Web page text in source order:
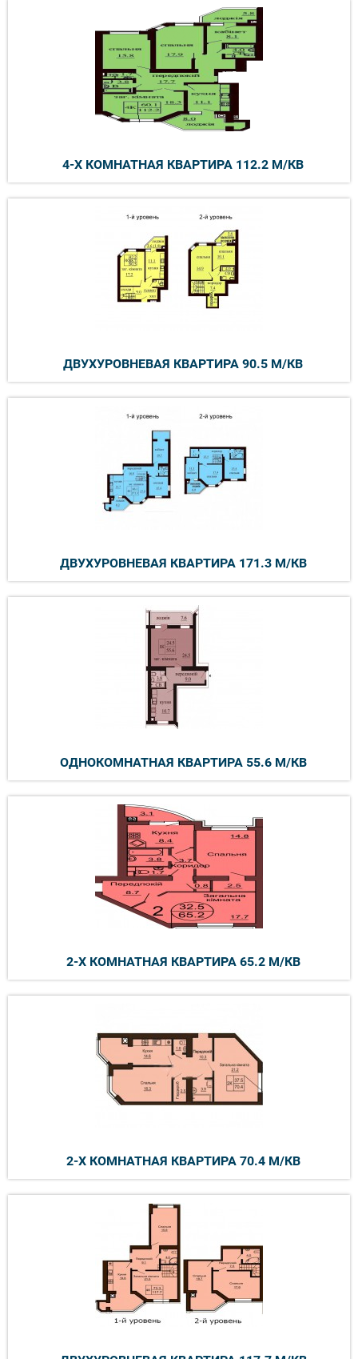
4-Х КОМНАТНАЯ КВАРТИРА 112.2 М/КВ
ДВУХУРОВНЕВАЯ КВАРТИРА 90.5 М/КВ
ДВУХУРОВНЕВАЯ КВАРТИРА 171.3 М/КВ
ОДНОКОМНАТНАЯ КВАРТИРА 55.6 М/КВ
2-Х КОМНАТНАЯ КВАРТИРА 65.2 М/КВ
2-Х КОМНАТНАЯ КВАРТИРА 70.4 М/КВ